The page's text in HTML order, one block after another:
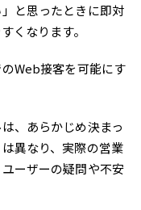
と思ったときに即対
くなります。
Web接客を可能にす
、あらかじめ決まっ
異なり、実際の営業
ーザーの疑問や不安